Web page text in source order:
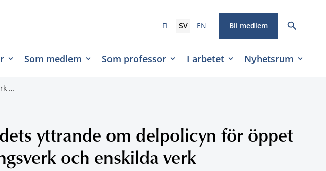
FI SV EN Bli medlem
Som medlem Som professor I arbetet Nyhetsrum
…
yttrande om delpolicyn för öppet
och enskilda verk